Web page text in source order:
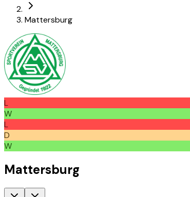
Mattersburg
L
W
L
D
W
Mattersburg